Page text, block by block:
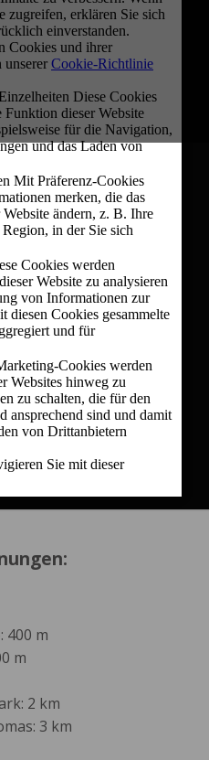
400 m
m
2 km
3 km